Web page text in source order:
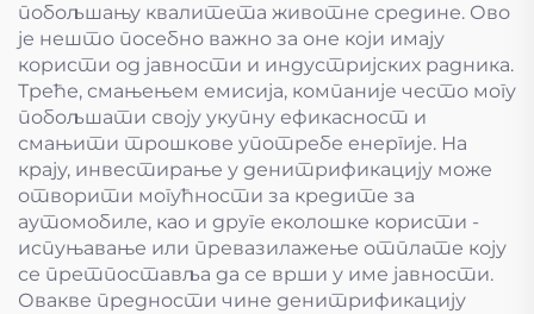
побољшању квалитета животне средине. Ово
је нешто посебно важно за оне који имају
користи од јавности и индустријских радника.
Треће, смањењем емисија, компаније често могу
побољшати своју укупну ефикасност и
смањити трошкове употребе енергије. На
крају, инвестирање у денитрификацију може
отворити могућности за кредите за
аутомобиле, као и друге еколошке користи -
испуњавање или превазилажење отплате коју
се претпоставља да се врши у име јавности.
Овакве предности чине денитрификацију